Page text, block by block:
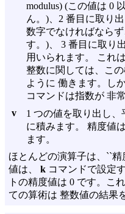
modulus) (この値は 0
ん。)、2 番目に取り
数字でなければなら
す。)、 3 番目に取り
用いられます。 これ
整数に関しては、こ
ように 働きます。しか
コマンドは指数が 非
v
1 つの値を取り出し
に積みます。 精度値
ます。
ほとんどの演算子は、``
値は、 k コマンドで設定
トの精度値は 0 です。こ
ての算術は 整数値の結果